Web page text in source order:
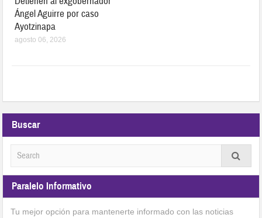
Ángel Aguirre por caso
Ayotzinapa
agosto 06, 2026
Buscar
Paralelo Informativo
Tu mejor opción para mantenerte informado con las noticias